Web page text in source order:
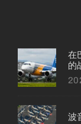
在
的
波